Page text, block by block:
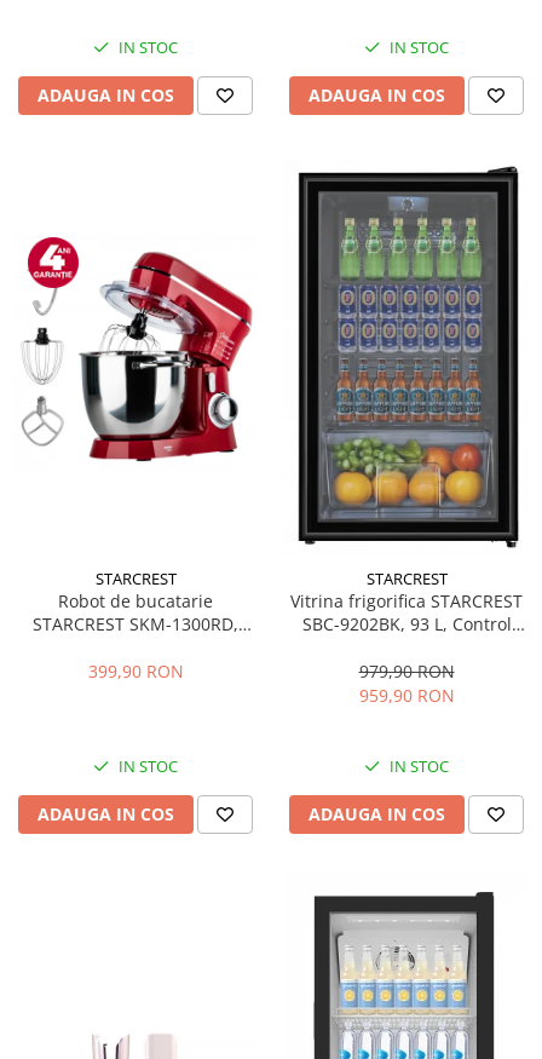
IN STOC
ADAUGA IN COS
IN STOC
ADAUGA IN COS
STARCREST
Robot de bucatarie
STARCREST SKM-1300RD,
Accesorii, 10 Viteze + Pulse,
399,90 RON
IN STOC
ADAUGA IN COS
STARCREST
Vitrina frigorifica STARCREST
SBC-9202BK, 93 L, Control
83.2 cm, Negru
979,90 RON
959,90 RON
IN STOC
ADAUGA IN COS